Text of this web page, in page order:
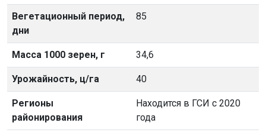
Вегетационный период,
дни
85
Масса 1000 зерен, г 34,6
Урожайность, ц/га 40
Регионы
районирования
Находится в ГСИ с 2020
года